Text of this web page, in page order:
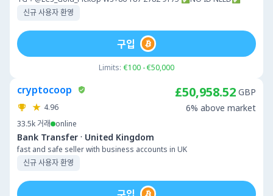
신규 사용자 환영
Limits: €100 - €50,000
구입
cryptocoop
4.96
33.5k 거래 online
Bank Transfer · United Kingdom
fast and safe seller with business accounts in UK
신규 사용자 환영
£50,958.52 GBP
6% above market